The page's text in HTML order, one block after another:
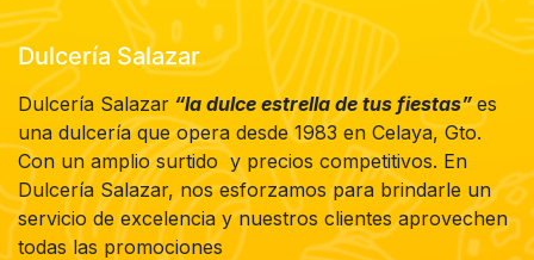
Dulcería Salazar
Dulcería Salazar “la dulce estrella de tus fiestas”es
una dulcería que opera desde 1983 en Celaya, Gto.
Con un amplio surtido y precios competitivos. En
Dulcería Salazar, nos esforzamos para brindarle un
servicio de excelencia y nuestros clientes aprovechen
todas las promociones